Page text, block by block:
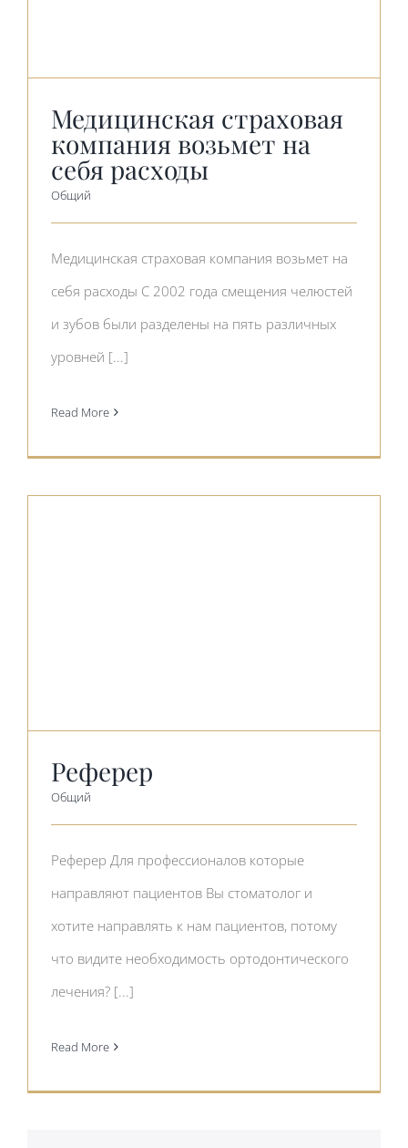
Медицинская страховая
компания возьмет на
себя расходы
Общий
Медицинская страховая компания возьмет на
себя расходы С 2002 года смещения челюстей
и зубов были разделены на пять различных
уровней [...]
Read More
Реферер
Общий
Реферер Для профессионалов которые
направляют пациентов Вы стоматолог и
хотите направлять к нам пациентов, потому
что видите необходимость ортодонтического
лечения? [...]
Read More